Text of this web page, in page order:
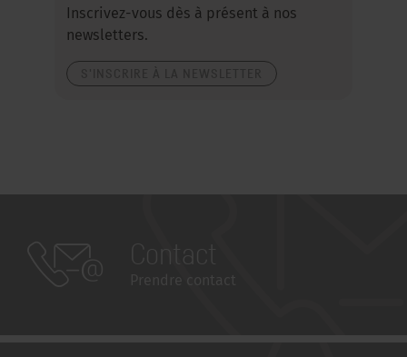
Inscrivez-vous dès à présent à nos
newsletters.